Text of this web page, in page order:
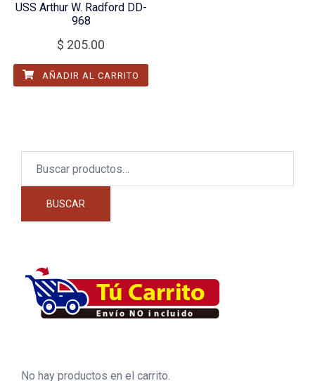
USS Arthur W. Radford DD-
968
$ 205.00
AÑADIR AL CARRITO
BUSCAR
No hay productos en el carrito.